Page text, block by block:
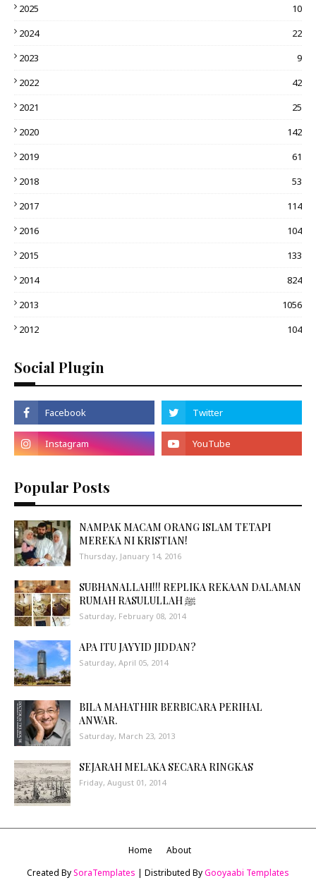
2025
10
2024
22
2023
9
2022
42
2021
25
2020
142
2019
61
2018
53
2017
114
2016
104
2015
133
2014
824
2013
1056
2012
104
Social Plugin
Popular Posts
NAMPAK MACAM ORANG ISLAM TETAPI
MEREKA NI KRISTIAN!
Thursday, January 14, 2016
SUBHANALLAH!!! REPLIKA REKAAN DALAMAN
RUMAH RASULULLAH ﷺ
Saturday, February 08, 2014
APA ITU JAYYID JIDDAN?
Saturday, April 05, 2014
BILA MAHATHIR BERBICARA PERIHAL
ANWAR.
Saturday, March 23, 2013
SEJARAH MELAKA SECARA RINGKAS
Friday, August 01, 2014
Home
About
Created BySoraTemplates | Distributed ByGooyaabi Templates